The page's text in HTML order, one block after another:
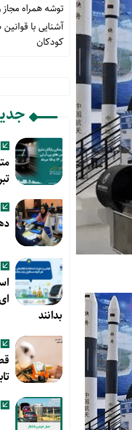
توشه همراه مجاز
آشنایی با
کودکان
بدانند